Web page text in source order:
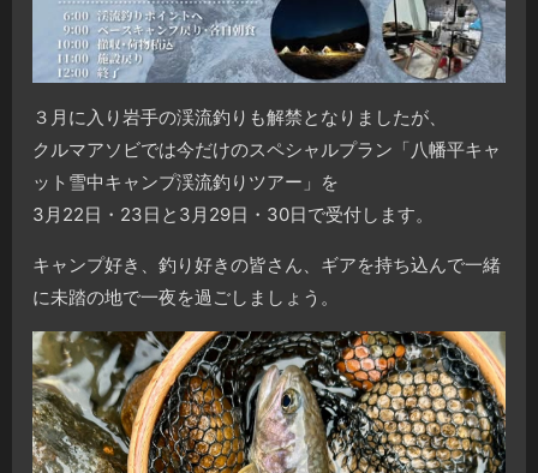
３月に入り岩手の渓流釣りも解禁となりましたが、
クルマアソビでは今だけのスペシャルプラン「八幡平キャ
ット雪中キャンプ渓流釣りツアー」を
3月22日・23日と3月29日・30日で受付します。
キャンプ好き、釣り好きの皆さん、ギアを持ち込んで一緒
に未踏の地で一夜を過ごしましょう。